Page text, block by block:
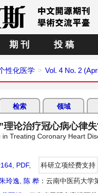
期 刊 投 稿
性化医学 Vol. 4 No. 2
检索 领域
理论治疗冠心病心律
Treating Coronary Heart
PDF,
科研立项经费支持
玲逸 陈 桦 ：云南中医药大学